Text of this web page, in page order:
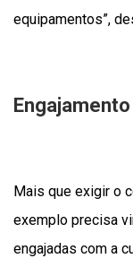
equipamentos”,
Mais que exigir o
exemplo precisa
engajadas com a